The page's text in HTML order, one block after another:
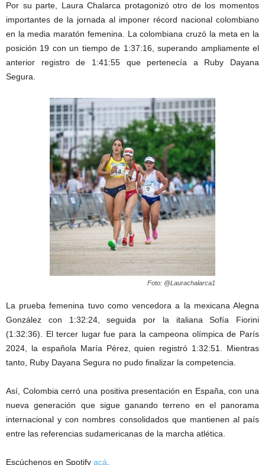
Por su parte, Laura Chalarca protagonizó otro de los momentos
importantes de la jornada al imponer récord nacional colombiano
en la media maratón femenina. La colombiana cruzó la meta en la
posición 19 con un tiempo de 1:37:16, superando ampliamente el
anterior registro de 1:41:55 que pertenecía a Ruby Dayana
Segura.
Foto: @Laurachalarca1
La prueba femenina tuvo como vencedora a la mexicana Alegna
González con 1:32:24, seguida por la italiana Sofía Fiorini
(1:32:36). El tercer lugar fue para la campeona olímpica de París
2024, la española María Pérez, quien registró 1:32:51. Mientras
tanto, Ruby Dayana Segura no pudo finalizar la competencia.
Así, Colombia cerró una positiva presentación en España, con una
nueva generación que sigue ganando terreno en el panorama
internacional y con nombres consolidados que mantienen al país
entre las referencias sudamericanas de la marcha atlética.
Escúchenos en Spotify acá